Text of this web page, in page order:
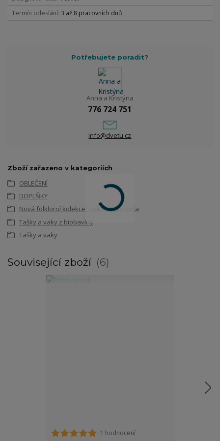
Termín odeslání 3 až 8 pracovních dnů
Potřebujete poradit?
Anna a Kristýna
776 724 751
info@dvetu.cz
Zboží zařazeno v kategoriích
OBLEČENÍ
DOPLŇKY
Nová folklorní kolekce: Folklor & pohoda
Tašky a vaky z biobavlny
Tašky a vaky
Související zboží 6
1 hodnocení